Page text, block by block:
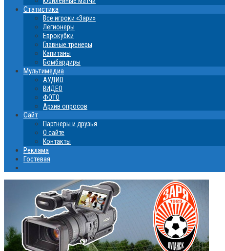
Статистика
Все игроки «Зари»
Легионеры
Еврокубки
Главные тренеры
Капитаны
Бомбардиры
Мультимедиа
АУДИО
ВИДЕО
ФОТО
Архив опросов
Сайт
Партнеры и друзья
О сайте
Контакты
Реклама
Гостевая